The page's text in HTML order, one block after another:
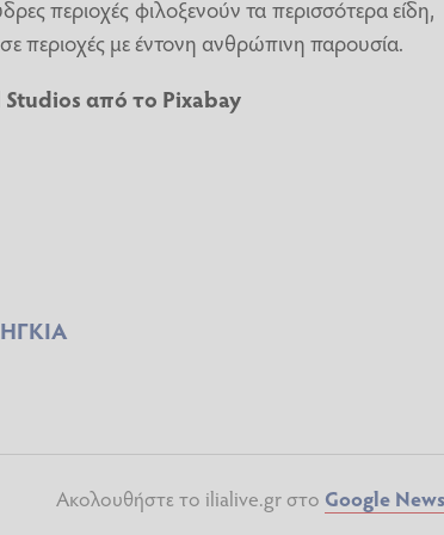
περιοχές φιλοξενούν τα περισσότερα είδη,
περιοχές με έντονη ανθρώπινη παρουσία.
Studiosαπό το Pixabay
Ακολουθήστε το ilialive.gr στο Google News